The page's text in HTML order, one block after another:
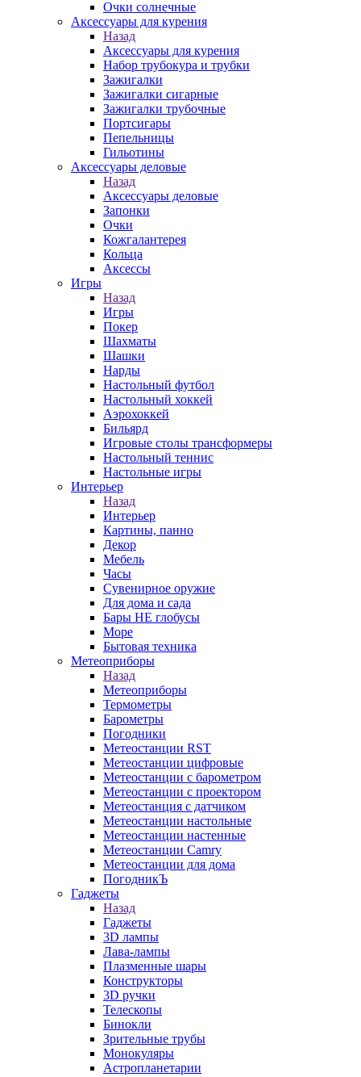
Очки солнечные
Аксессуары для курения
Назад
Аксессуары для курения
Набор трубокура и трубки
Зажигалки
Зажигалки сигарные
Зажигалки трубочные
Портсигары
Пепельницы
Гильотины
Аксессуары деловые
Назад
Аксессуары деловые
Запонки
Очки
Кожгалантерея
Кольца
Аксессы
Игры
Назад
Игры
Покер
Шахматы
Шашки
Нарды
Настольный футбол
Настольный хоккей
Аэрохоккей
Бильярд
Игровые столы трансформеры
Настольный теннис
Настольные игры
Интерьер
Назад
Интерьер
Картины, панно
Декор
Мебель
Часы
Сувенирное оружие
Для дома и сада
Бары НЕ глобусы
Море
Бытовая техника
Метеоприборы
Назад
Метеоприборы
Термометры
Барометры
Погодники
Метеостанции RST
Метеостанции цифровые
Метеостанции с барометром
Метеостанции с проектором
Метеостанция с датчиком
Метеостанции настольные
Метеостанции настенные
Метеостанции Camry
Метеостанции для дома
ПогодникЪ
Гаджеты
Назад
Гаджеты
3D лампы
Лава-лампы
Плазменные шары
Конструкторы
3D ручки
Телескопы
Бинокли
Зрительные трубы
Монокуляры
Астропланетарии